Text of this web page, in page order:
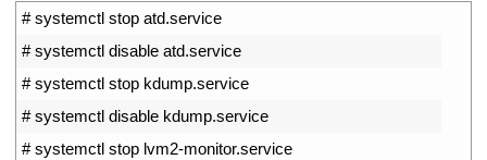
# systemctl stop atd.service
# systemctl disable atd.service
# systemctl stop kdump.service
# systemctl disable kdump.service
# systemctl stop lvm2-monitor.service